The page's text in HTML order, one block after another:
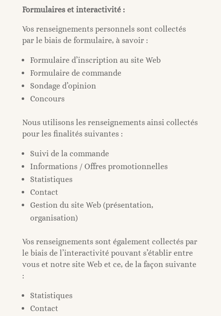
Formulaires et interactivité :
Vos renseignements personnels sont collectés
par le biais de formulaire, à savoir :
Formulaire d’inscription au site Web
Formulaire de commande
Sondage d’opinion
Concours
Nous utilisons les renseignements ainsi collectés
pour les finalités suivantes :
Suivi de la commande
Informations / Offres promotionnelles
Statistiques
Contact
Gestion du site Web (présentation,
organisation)
Vos renseignements sont également collectés par
le biais de l’interactivité pouvant s’établir entre
vous et notre site Web et ce, de la façon suivante
:
Statistiques
Contact